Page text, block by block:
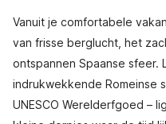
Vanuit je comfortabele
van frisse berglucht, het
ontspannen Spaanse sfeer.
indrukwekkende Romeinse
UNESCO Werelderfgoed –